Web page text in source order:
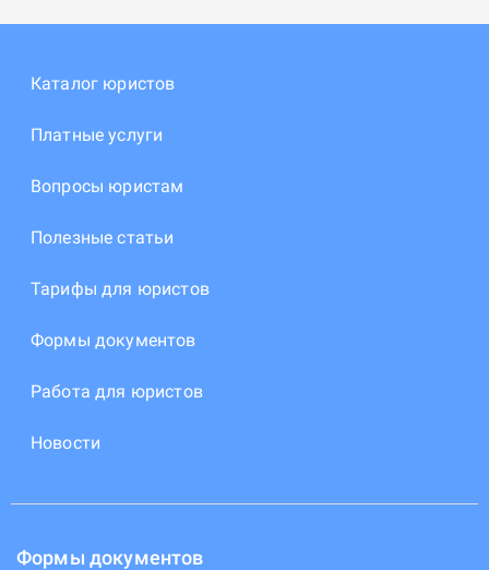
Каталог юристов
Платные услуги
Вопросы юристам
Полезные статьи
Тарифы для юристов
Формы документов
Работа для юристов
Новости
Формы документов